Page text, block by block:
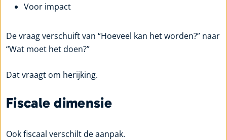
Voor impact
De vraag verschuift van “Hoeveel kan het worden?” naar
“Wat moet het doen?”
Dat vraagt om herijking.
Fiscale dimensie
Ook fiscaal verschilt de aanpak.